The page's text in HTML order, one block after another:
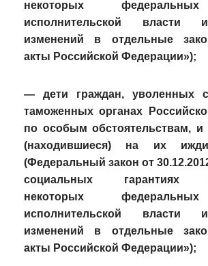
некоторых
исполнительской власти
изменений в отдельные
акты Российской Федерации»);
— дети граждан, уволенных
таможенных органах
по особым обстоятельствам, и
(находившиеся) на их
(Федеральный закон от
социальных гарантиях
некоторых
исполнительской власти
изменений в отдельные
акты Российской Федерации»);